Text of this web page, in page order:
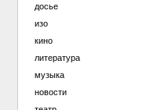
досье
изо
кино
литература
музыка
новости